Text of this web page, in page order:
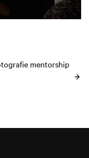
mentorship